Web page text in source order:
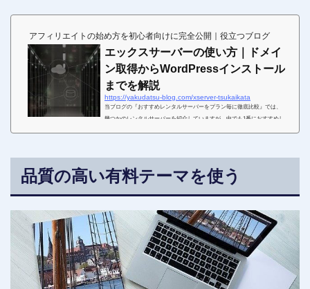
アフィリエイトの始め方を初心者向けに完全公開｜役立つブログ
エックスサーバーの使い方｜ドメイ
ン取得からWordPressインストール
までを解説
https://yakudatsu-blog.com/xserver-tsukaikata
当ブログの『おすすめレンタルサーバーをプラン毎に徹底比較』では、
幾つかのレンタルサーバーを紹介していますが、中でも1番におすすめし
が、月額料金900円から利用できますので、コストパフォーマンスの面で
品質の高い有料テーマを使う